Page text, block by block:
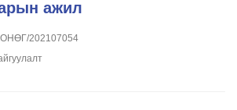
ажил
202107054